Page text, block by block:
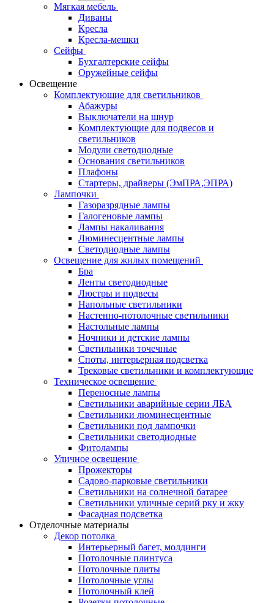
Мягкая мебель
Диваны
Кресла
Кресла-мешки
Сейфы
Бухгалтерские сейфы
Оружейные сейфы
Освещение
Комплектующие для светильников
Абажуры
Выключатели на шнур
Комплектующие для подвесов и
светильников
Модули светодиодные
Основания светильников
Плафоны
Стартеры, драйверы (ЭмПРА,ЭПРА)
Лампочки
Газоразрядные лампы
Галогеновые лампы
Лампы накаливания
Люминесцентные лампы
Светодиодные лампы
Освещение для жилых помещений
Бра
Ленты светодиодные
Люстры и подвесы
Напольные светильники
Настенно-потолочные светильники
Настольные лампы
Ночники и детские лампы
Светильники точечные
Споты, интерьерная подсветка
Трековые светильники и комплектующие
Техническое освещение
Переносные лампы
Светильники аварийные серии ЛБА
Светильники люминесцентные
Светильники под лампочки
Светильники светодиодные
Фитолампы
Уличное освещение
Прожекторы
Садово-парковые светильники
Светильники на солнечной батарее
Светильники уличные серий рку и жку
Фасадная подсветка
Отделочные материалы
Декор потолка
Интерьерный багет, молдинги
Потолочные плинтуса
Потолочные плиты
Потолочные углы
Потолочный клей